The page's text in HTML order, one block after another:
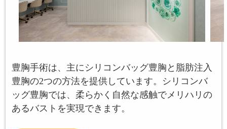
豊胸手術は、主にシリコンバッグ豊胸と脂肪注入
豊胸の2つの方法を提供しています。シリコンバ
ッグ豊胸では、柔らかく自然な感触でメリハリの
あるバストを実現できます。